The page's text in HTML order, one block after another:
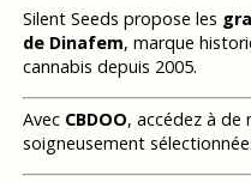
Silent Seeds propose les
de Dinafem, marque
cannabis depuis 2005.
Avec CBDOO, accédez à de
soigneusement